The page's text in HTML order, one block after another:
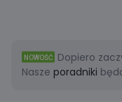
NOWOŚĆ
Dopiero
Nasze poradniki